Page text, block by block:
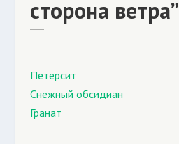
сторона ветра”
Петерсит
Снежный обсидиан
Гранат